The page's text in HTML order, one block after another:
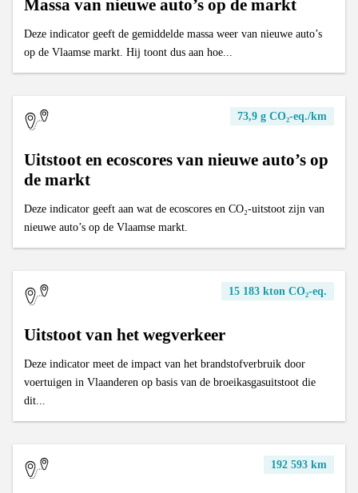
Massa van nieuwe auto’s op de markt
Deze indicator geeft de gemiddelde massa weer van nieuwe auto’s
op de Vlaamse markt. Hij toont dus aan hoe...
73,9 g CO₂-eq./km
Uitstoot en ecoscores van nieuwe auto’s op
de markt
Deze indicator geeft aan wat de ecoscores en CO₂-uitstoot zijn van
nieuwe auto’s op de Vlaamse markt.
15 183 kton CO₂-eq.
Uitstoot van het wegverkeer
Deze indicator meet de impact van het brandstofverbruik door
voertuigen in Vlaanderen op basis van de broeikasgasuitstoot die
dit...
192 593 km